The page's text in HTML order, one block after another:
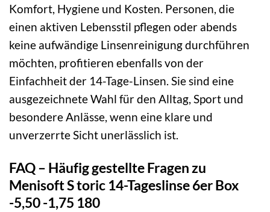
Komfort, Hygiene und Kosten. Personen, die
einen aktiven Lebensstil pflegen oder abends
keine aufwändige Linsenreinigung durchführen
möchten, profitieren ebenfalls von der
Einfachheit der 14-Tage-Linsen. Sie sind eine
ausgezeichnete Wahl für den Alltag, Sport und
besondere Anlässe, wenn eine klare und
unverzerrte Sicht unerlässlich ist.
FAQ – Häufig gestellte Fragen zu
Menisoft S toric 14-Tageslinse 6er Box
-5,50 -1,75 180